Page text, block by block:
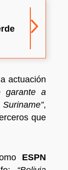
actuación
garante a
,
que
ESPN